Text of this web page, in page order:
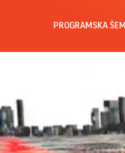
PROGRAMSKA